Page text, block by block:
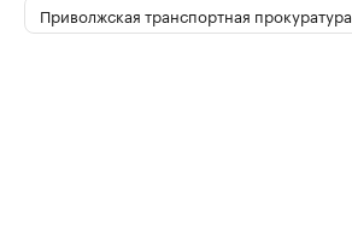
Приволжская транспортная прокуратура